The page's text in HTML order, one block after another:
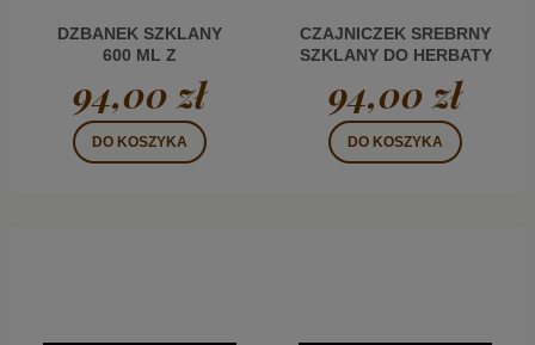
DZBANEK SZKLANY
600 ML Z
ZAPARZACZEM WL
94,00 zł
DO KOSZYKA
CZAJNICZEK SREBRNY
SZKLANY DO HERBATY
POKRYWKĄ 1200 ML
WL
94,00 zł
DO KOSZYKA